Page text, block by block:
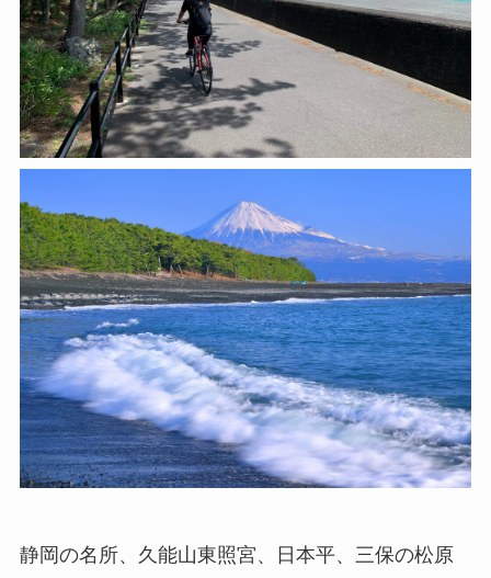
静岡の名所、久能山東照宮、日本平、三保の松原